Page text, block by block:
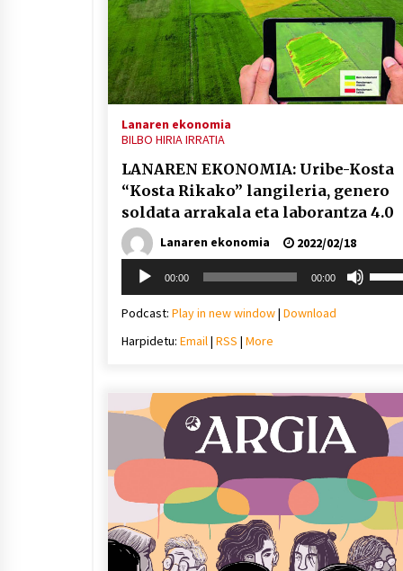
Lanaren ekonomia
BILBO HIRIA IRRATIA
LANAREN EKONOMIA: Uribe-Kosta
“Kosta Rikako” langileria, genero
soldata arrakala eta laborantza 4.0
Lanaren ekonomia
2022/02/18
Soinu
erreproduzigailua
00:00 00:00
Podcast: Play in new window| Download
Harpidetu: Email| RSS | More